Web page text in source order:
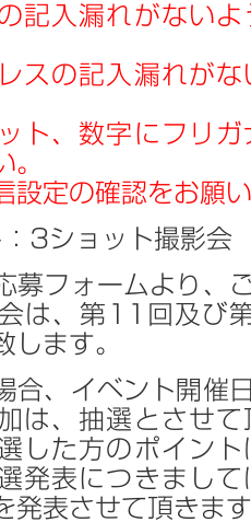
記入漏れがないよ
スの記入漏れが
ト、数字にフリ
。
設定の確認をお願
3ショット撮影会
募フォームより、
は、第11回及び
します。
合、イベント開催
は、抽選とさせ
した方のポイン
発表につきまし
発表させて頂きま